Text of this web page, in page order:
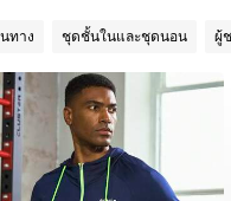
ทาง ชุดชั้นในและชุดนอน ผู้